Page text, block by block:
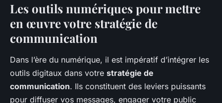
Les outils numériques pour mettre
en œuvre votre stratégie de
communication
Dans l’ère du numérique, il est impératif d’intégrer les
outils digitaux dans votre stratégie de
communication. Ils constituent des leviers puissants
pour diffuser vos messages, engager votre public